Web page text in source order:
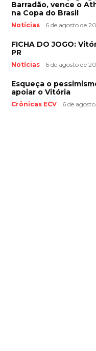
Barradão, vence o
na Copa do Brasil
Notícias 6 de agosto de
FICHA DO JOGO:
PR
Notícias 6 de agosto de
Esqueça o
apoiar o Vitória
Crônicas ECV 6 de